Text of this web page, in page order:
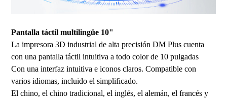
Pantalla táctil multilingüe 10"
La impresora 3D industrial de alta precisión DM Plus cuenta
con una pantalla táctil intuitiva a todo color de 10 pulgadas
Con una interfaz intuitiva e iconos claros. Compatible con
varios idiomas, incluido el simplificado.
El chino, el chino tradicional, el inglés, el alemán, el francés y